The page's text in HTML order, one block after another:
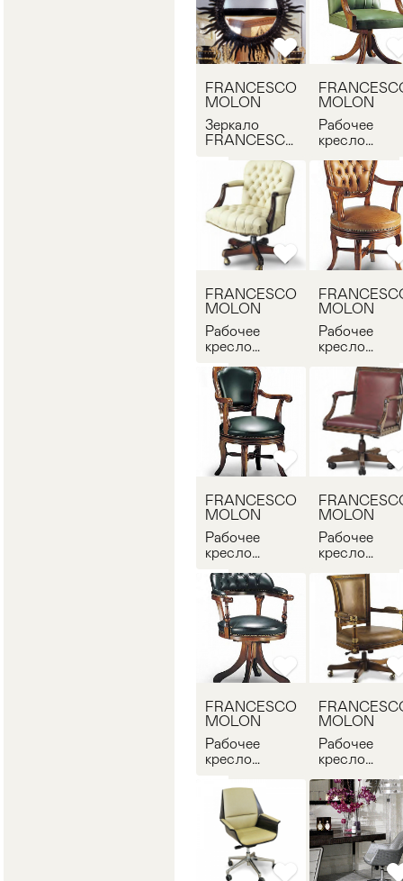
FRANCESCO
MOLON
Зеркало
FRANCESCO
Q502.01
MOLON
Рабочее
кресло
MOLON P72
FRANCESCO
MOLON
Рабочее
кресло
MOLON P35
MOLON
Рабочее
кресло
MOLON
P75.01
FRANCESCO
MOLON
Рабочее
кресло
MOLON P75
MOLON
Рабочее
кресло
MOLON
P217.01
FRANCESCO
MOLON
Рабочее
кресло
MOLON P74
MOLON
Рабочее
кресло
MOLON
P404